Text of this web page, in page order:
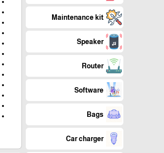
Maintenance kit
Speaker
Router
Software
Bags
Car charger